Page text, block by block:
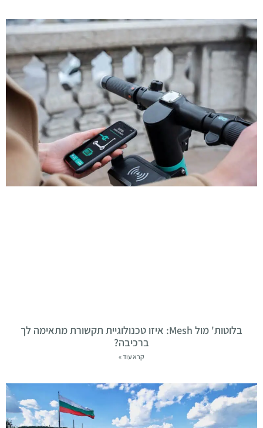
בלוטות' מול Mesh: איזו טכנולוגיית תקשורת מתאימה לך
ברכיבה?
קרא עוד »